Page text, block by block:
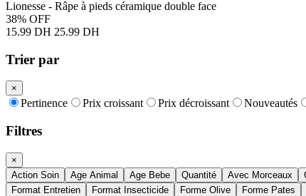
Lionesse - Râpe à pieds céramique double face
38% OFF
15.99 DH 25.99 DH
Trier par
×
Pertinence Prix croissant Prix décroissant Nouveautés
Filtres
×
Action Soin
Age Animal Age Bebe Quantité Avec Morceaux
Format Entretien
Format Insecticide Forme Olive Forme Pates